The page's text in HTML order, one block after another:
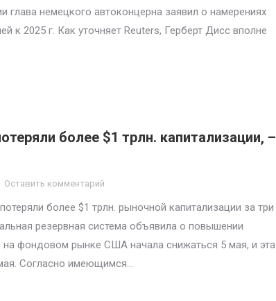
немецкого автоконцерна заявил о намерениях
к 2025 г. Как уточняет Reuters, Герберт Дисс вполне
более $1 трлн. капитализации, –
Оставить комментарий
более $1 трлн. рыночной капитализации за три
резервная система объявила о повышении
на фондовом рынке США начала снижаться 5 мая, и эта
Согласно имеющимся…